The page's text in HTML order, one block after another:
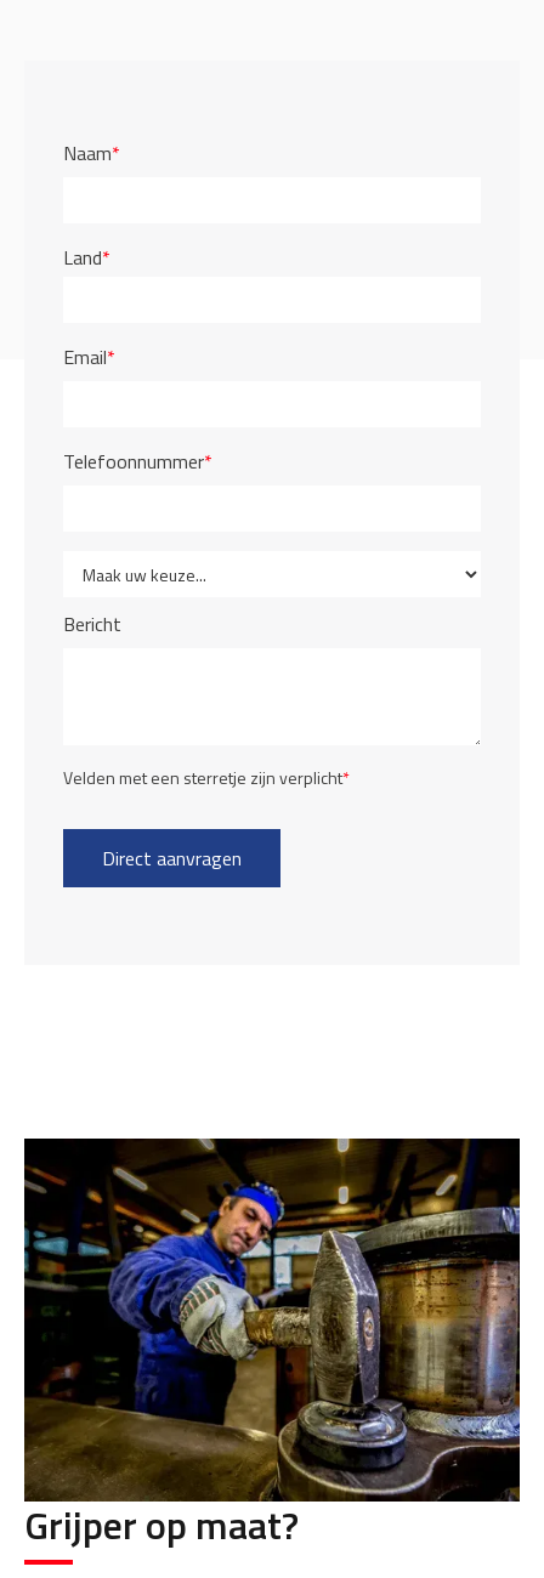
Naam*
Land*
Email*
Telefoonnummer*
Bericht
Velden met een sterretje zijn verplicht*
Grijper op maat?